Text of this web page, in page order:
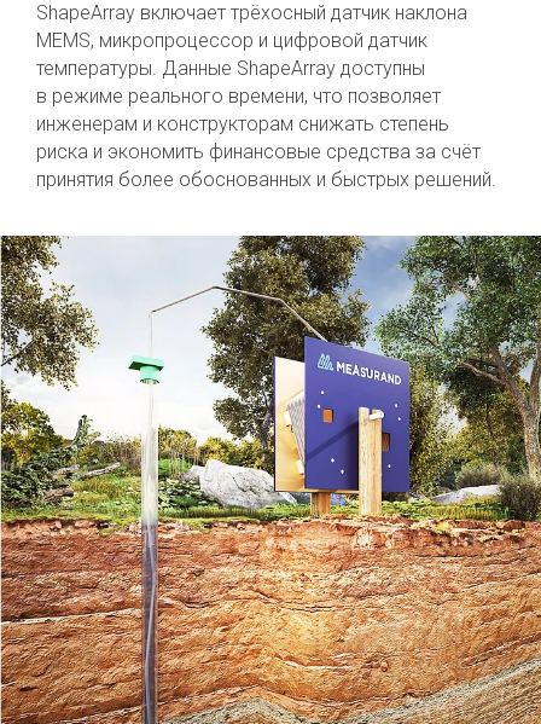
ShapeArray включает трёхосный датчик наклона
MEMS, микропроцессор и цифровой датчик
температуры. Данные ShapeArray доступны
в режиме реального времени, что позволяет
инженерам и конструкторам снижать степень
риска и экономить финансовые средства за счёт
принятия более обоснованных и быстрых решений.